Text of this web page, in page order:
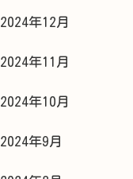
2024年12月
2024年11月
2024年10月
2024年9月